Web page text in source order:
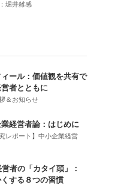
堀井雑感
ール：価値観を共有で
営者とともに
＆お知らせ
経営者論：はじめに
究レポート】中小企業経営
者の「カタイ頭」：
する８つの習慣